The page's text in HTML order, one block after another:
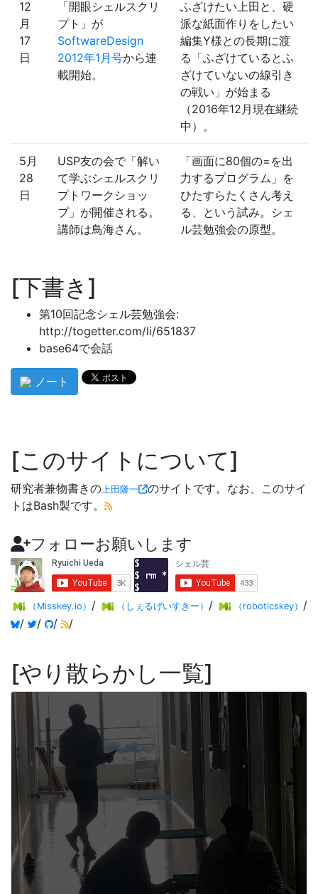
12
月
17
日
「開眼シェルスクリ
プト」が
SoftwareDesign
2012年1月号から連
載開始。
ふざけたい上田と、硬
派な紙面作りをしたい
編集Y様との長期に渡
る「ふざけているとふ
ざけていないの線引き
の戦い」が始まる
（2016年12月現在継続
中）。
5月
28
日
USP友の会で「解い
て学ぶシェルスクリ
プトワークショッ
プ」が開催される。
講師は鳥海さん。
「画面に80個の=を出
力するプログラム」を
ひたすらたくさん考え
る、という試み。シェ
ル芸勉強会の原型。
下書き
第10回記念シェル芸勉強会:
http://togetter.com/li/651837
base64で会話
ノート
このサイトについて
研究者兼物書きの 上田隆一
のサイトです。なお、このサイ
トはBash製です。
フォローお願いします
（Misskey.io） / （しぇるげいすきー） / （roboticskey） /
/
/ / /
やり散らかし一覧